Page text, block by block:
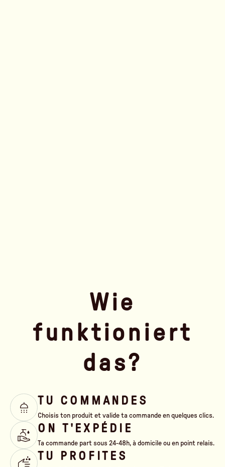
Wie
funktioniert
das?
TU COMMANDES
Choisis ton produit et valide ta commande en quelques clics.
ON T'EXPÉDIE
Ta commande part sous 24-48h, à domicile ou en point relais.
TU PROFITES